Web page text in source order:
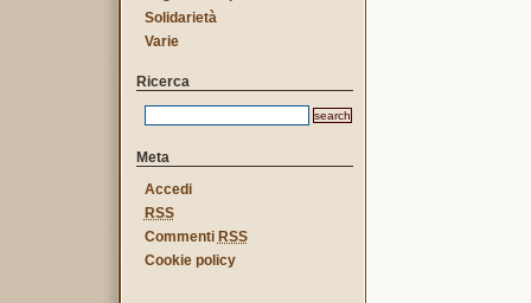
Solidarietà
Varie
Ricerca
Meta
Accedi
RSS
Commenti RSS
Cookie policy